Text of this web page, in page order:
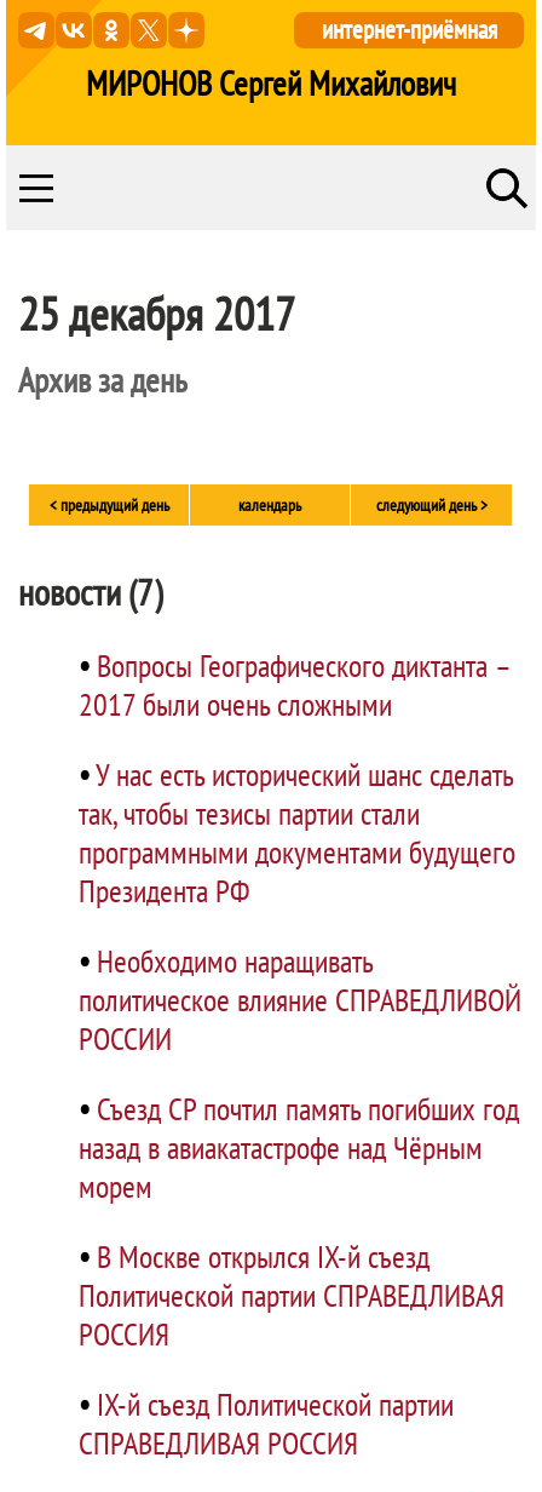
МИРОНОВ Сергей Михайлович
интернет-приёмная
25 декабря 2017
Архив за день
< предыдущий день календарь следующий день >
новости (7)
• Вопросы Географического диктанта –
2017 были очень сложными
•У нас есть исторический шанс сделать
так, чтобы тезисы партии стали
программными документами будущего
Президента РФ
• Необходимо наращивать
политическое влияние СПРАВЕДЛИВОЙ
РОССИИ
• Съезд СР почтил память погибших год
назад в авиакатастрофе над Чёрным
морем
• В Москве открылся IX-й съезд
Политической партии СПРАВЕДЛИВАЯ
РОССИЯ
• IX-й съезд Политической партии
СПРАВЕДЛИВАЯ РОССИЯ